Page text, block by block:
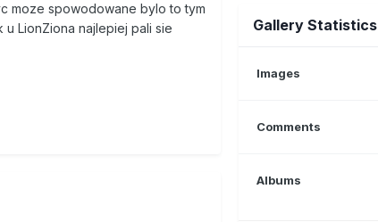
moze spowodowane bylo to tym
LionZiona najlepiej pali sie
Gallery Statistics
Images
Comments
Albums